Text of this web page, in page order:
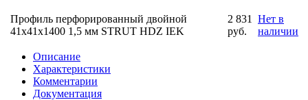
Профиль перфорированный двойной
41х41х1400 1,5 мм STRUT HDZ IEK
2 831
руб.
Нет в
наличии
Описание
Характеристики
Комментарии
Документация